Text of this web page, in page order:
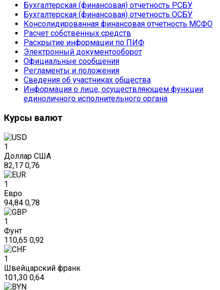
Бухгалтерская (финансовая) отчетность РСБУ
Бухгалтерская (финансовая) отчетность ОСБУ
Консолидированная финансовая отчетность МСФО
Расчет собственных средств
Раскрытие информации по ПИФ
Электронный документооборот
Официальные сообщения
Регламенты и положения
Сведения об участниках общества
Информация о лице, осуществляющем функции
единоличного исполнительного органа
Курсы валют
1
Доллар США
82,17 0,76
1
Евро
94,84 0,78
1
Фунт
110,65 0,92
1
Швейцарский франк
101,30 0,64